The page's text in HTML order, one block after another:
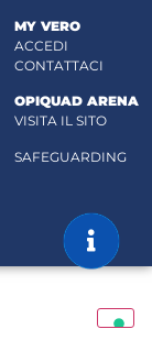
MY VERO
ACCEDI
CONTATTACI
OPIQUAD ARENA
VISITA IL SITO
SAFEGUARDING